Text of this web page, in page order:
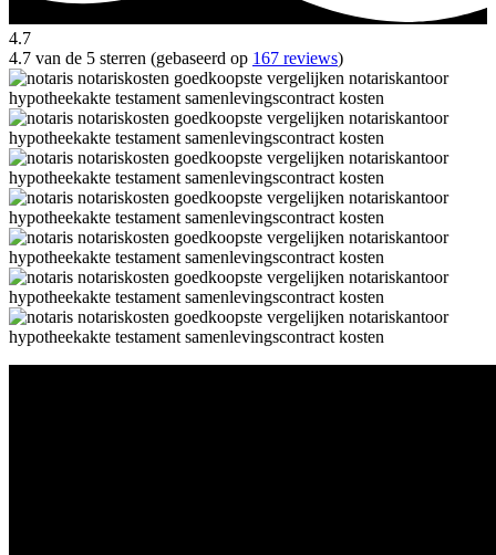
4.7
4.7 van de 5 sterren (gebaseerd op 167 reviews)